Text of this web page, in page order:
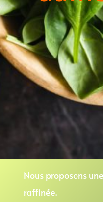
Nous proposons
raffinée.